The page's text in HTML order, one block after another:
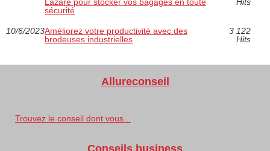
sécurité
10/6/2023Améliorez votre productivité avec des
brodeuses industrielles
3 122
Hits
Allureconseil
Trouvez le conseil dont vous...
Conseils business